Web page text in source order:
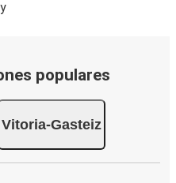
populares
Vitoria-Gasteiz